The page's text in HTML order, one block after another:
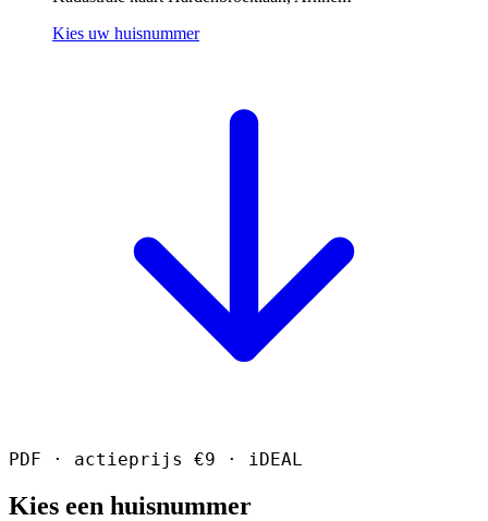
Kies uw huisnummer
PDF · actieprijs €9 · iDEAL
Kies een huisnummer